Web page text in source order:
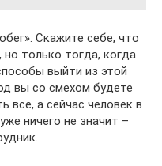
Скажите себе, что
но только тогда, когда
выйти из этой
вы со смехом будете
все, а сейчас человек в
ничего не значит –